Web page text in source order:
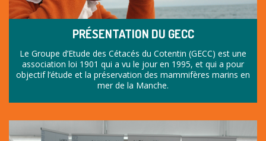
PRÉSENTATION DU GECC
Le Groupe d’Etude des Cétacés du Cotentin (GECC) est une
association loi 1901 qui a vu le jour en 1995, et qui a pour
objectif l’étude et la préservation des mammifères marins en
mer de la Manche.